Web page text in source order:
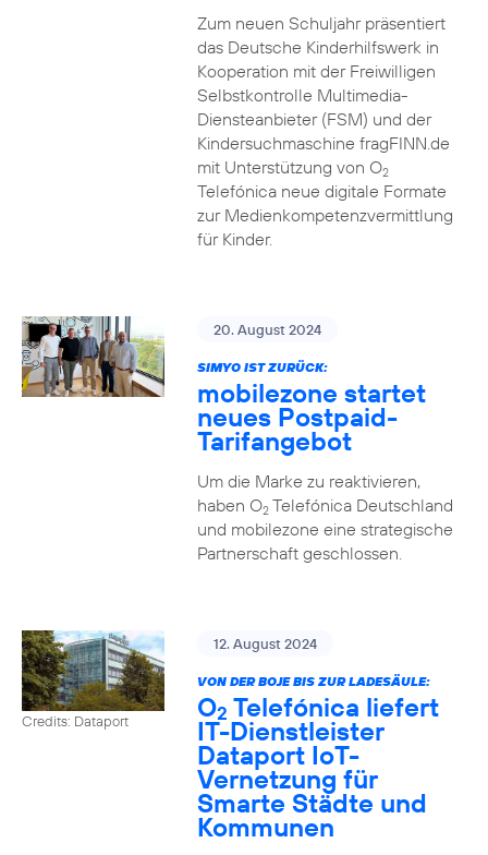
Zum neuen Schuljahr präsentiert
das Deutsche Kinderhilfswerk in
Kooperation mit der Freiwilligen
Selbstkontrolle Multimedia-
Diensteanbieter (FSM) und der
Kindersuchmaschine fragFINN.de
mit Unterstützung von O2
Telefónica neue digitale Formate
zur Medienkompetenzvermittlung
für Kinder.
20. August 2024
SIMYO IST ZURÜCK:
mobilezone startet
neues Postpaid-
Tarifangebot
Um die Marke zu reaktivieren,
haben O2Telefónica Deutschland
und mobilezone eine strategische
Partnerschaft geschlossen.
Credits: Dataport
12. August 2024
VON DER BOJE BIS ZUR LADESÄULE:
O2 Telefónica liefert
IT-Dienstleister
Dataport IoT-
Vernetzung für
Smarte Städte und
Kommunen